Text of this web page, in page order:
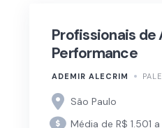
Profissionais de
Performance
ADEMIR ALECRIM
São Paulo
Média de R$ 1.501